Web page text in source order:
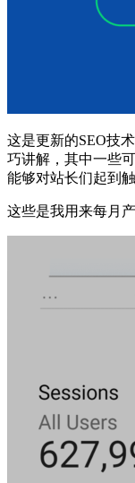
这是更新的SEO技
巧讲解，其中一些
能够对站长们起到
这些是我用来每月